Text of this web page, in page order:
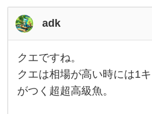
ブ
ダ
イ
と
う
カ
で
か
adk
ク
エ
で
す
クエですね。
クエは相場が高い時には1
がつく超超高級魚。